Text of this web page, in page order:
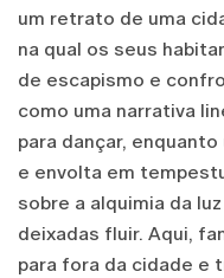
um retrato de uma
na qual os seus
de escapismo e
como uma narrativa
para dançar,
e envolta em
sobre a alquimia da
deixadas fluir. Aqui,
para fora da cidade e